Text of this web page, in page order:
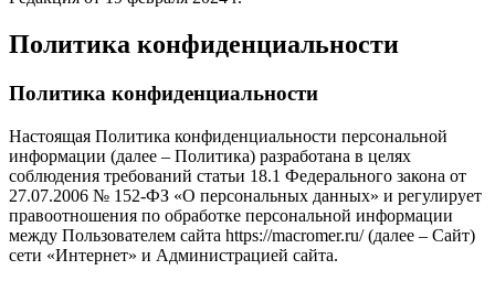
Политика конфиденциальности
Политика конфиденциальности
Настоящая Политика конфиденциальности персональной
информации (далее – Политика) разработана в целях
соблюдения требований статьи 18.1 Федерального закона от
27.07.2006 № 152-ФЗ «О персональных данных» и регулирует
правоотношения по обработке персональной информации
между Пользователем сайта https://macromer.ru/ (далее – Сайт)
сети «Интернет» и Администрацией сайта.